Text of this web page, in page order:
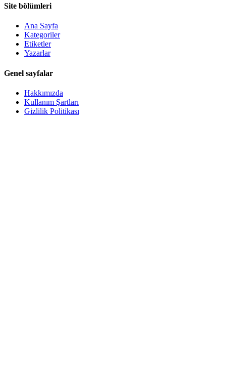
Site bölümleri
Ana Sayfa
Kategoriler
Etiketler
Yazarlar
Genel sayfalar
Hakkımızda
Kullanım Şartları
Gizlilik Politikası